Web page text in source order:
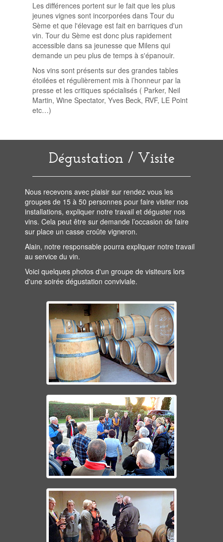
Les différences portent sur le fait que les plus
jeunes vignes sont incorporées dans Tour du
Sème et que l'élevage est fait en barriques d'un
vin. Tour du Sème est donc plus rapidement
accessible dans sa jeunesse que Milens qui
demande un peu plus de temps à s'épanouir.
Nos vins sont présents sur des grandes tables
étoilées et régulièrement mis à l’honneur par la
presse et les critiques spécialisés ( Parker, Neil
Martin, Wine Spectator, Yves Beck, RVF, LE Point
etc…)
Dégustation / Visite
Nous recevons avec plaisir sur rendez vous les
groupes de 15 à 50 personnes pour faire visiter nos
installations, expliquer notre travail et déguster nos
vins. Cela peut être sur demande l’occasion de faire
sur place un casse croûte vigneron.
Alain, notre responsable pourra expliquer notre travail
au service du vin.
Voici quelques photos d'un groupe de visiteurs lors
d'une soirée dégustation conviviale.